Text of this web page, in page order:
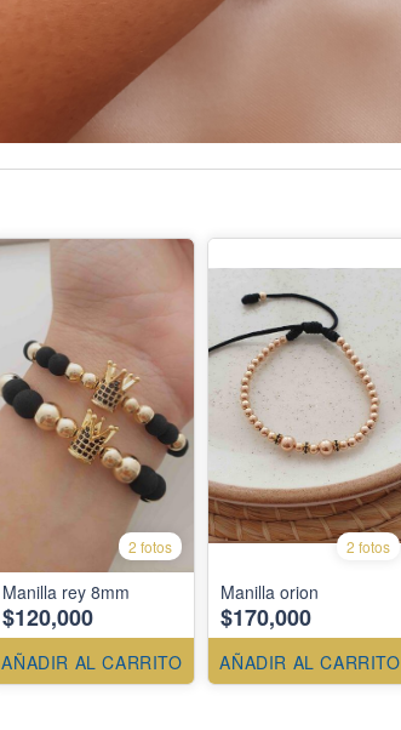
2 fotos
Manilla rey 8mm
$120,000
AÑADIR AL CARRITO
2 fotos
Manilla orion
$170,000
AÑADIR AL CARRITO